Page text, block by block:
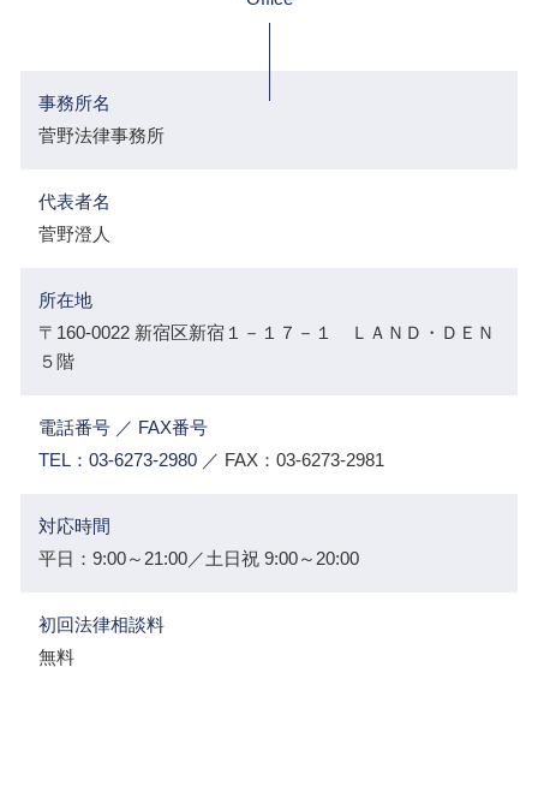
事務所名
菅野法律事務所
代表者名
菅野澄人
所在地
〒160-0022 新宿区新宿１－１７－１ ＬＡＮＤ・ＤＥＮ
５階
電話番号 ／ FAX番号
TEL：03-6273-2980 ／ FAX：03-6273-2981
対応時間
平日：9:00～21:00／土日祝 9:00～20:00
初回法律相談料
無料